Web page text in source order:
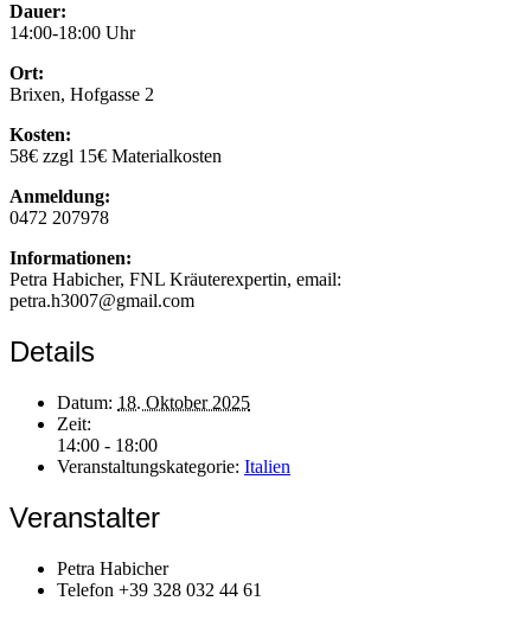
Dauer:
14:00-18:00 Uhr
Ort:
Brixen, Hofgasse 2
Kosten:
58€ zzgl 15€ Materialkosten
Anmeldung:
0472 207978
Informationen:
Petra Habicher, FNL Kräuterexpertin, email:
petra.h3007@gmail.com
Details
Datum: 18. Oktober 2025
Zeit:
14:00 - 18:00
Veranstaltungskategorie: Italien
Veranstalter
Petra Habicher
Telefon +39 328 032 44 61